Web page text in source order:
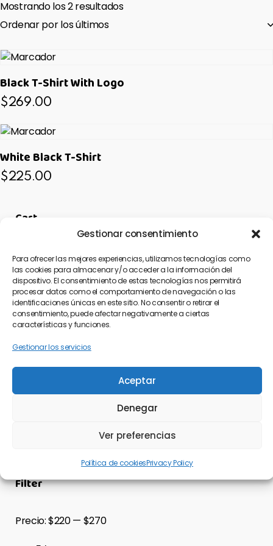
Gestionar consentimiento
Para ofrecer las mejores experiencias, utilizamos tecnologías como
las cookies para almacenar y/o acceder a la información del
dispositivo. El consentimiento de estas tecnologías nos permitirá
procesar datos como el comportamiento de navegación o las
identificaciones únicas en este sitio. No consentir o retirar el
consentimiento, puede afectar negativamente a ciertas
características y funciones.
Gestionar los servicios
Aceptar
Denegar
Ver preferencias
Política de cookiesPrivacy Policy
Mostrando los 2 resultados
Black T-Shirt With Logo
$269.00
White Black T-Shirt
$225.00
Cart
Search
Accessories(3)
Uncategorized
Filter
Precio:$220— $270